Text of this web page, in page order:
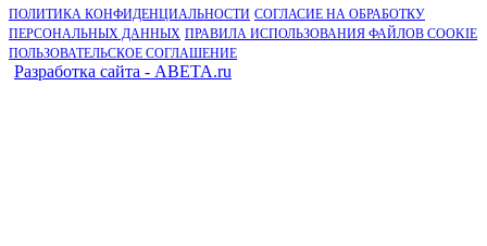
ПОЛИТИКА КОНФИДЕНЦИАЛЬНОСТИ СОГЛАСИЕ НА ОБРАБОТКУ
ПЕРСОНАЛЬНЫХ ДАННЫХ ПРАВИЛА ИСПОЛЬЗОВАНИЯ ФАЙЛОВ COOKIE
ПОЛЬЗОВАТЕЛЬСКОЕ СОГЛАШЕНИЕ
Разработка сайта - ABETA.ru